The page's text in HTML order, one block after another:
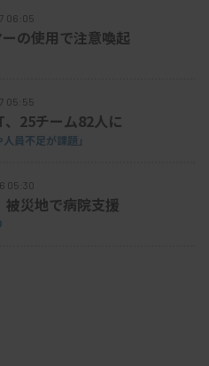
06:05
の使用で注意喚起
05:55
25チーム82人に
員不足が課題」
05:30
被災地で病院支援